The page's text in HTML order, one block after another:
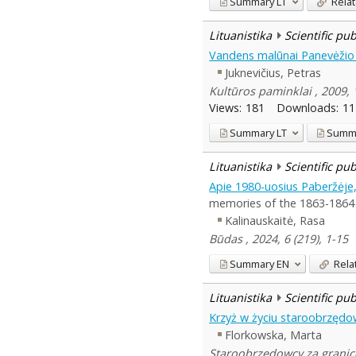
Lituanistika
Scientific
Vandens malūnai
Juknevičius, Petras
Kultūros paminklai , 2009,
Views: 181 Downloads: 11
SummaryLT
Lituanistika
Scientific
Apie 1980-uosius
memories of the 1863-
Kalinauskaitė, Rasa
Būdas , 2024, 6 (219), 1-15
SummaryEN
Lituanistika
Scientific
Krzyż w życiu
Florkowska, Marta
Staroobrzędowcy za